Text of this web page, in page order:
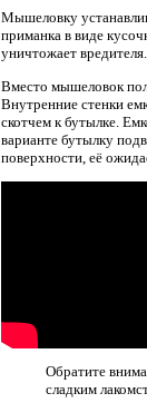
Мышеловку
приманка в виде
уничтожает вредителя.
Вместо мышеловок
Внутренние стенки
скотчем к бутылке.
варианте бутылку
поверхности, её
Обратите
сладким